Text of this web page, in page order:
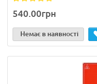
540.00грн
Немає в наявності